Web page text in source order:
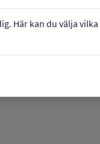
Här kan du välja vilka